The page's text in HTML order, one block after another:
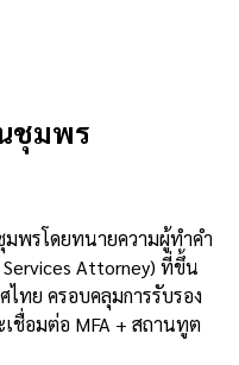
ชุมพร
มพรโดยทนายความผู้ทำคำ
Attorney) ที่ขึ้น
ทย ครอบคลุมการรับรอง
ชื่อมต่อ MFA + สถานทูต